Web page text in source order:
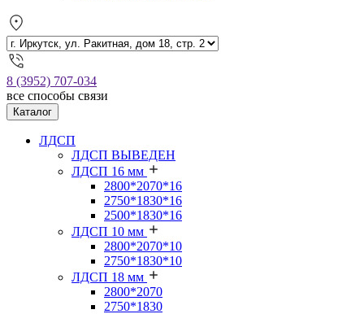
8 (3952) 707-034
все способы связи
Каталог
ЛДСП
ЛДСП ВЫВЕДЕН
ЛДСП 16 мм
2800*2070*16
2750*1830*16
2500*1830*16
ЛДСП 10 мм
2800*2070*10
2750*1830*10
ЛДСП 18 мм
2800*2070
2750*1830